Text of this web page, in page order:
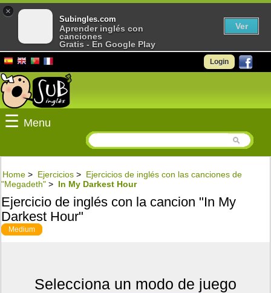
Login
☰ Menu
Home > Ejercicios > Ejercicios de inglés con las canciones de
"Megadeth" > In My Darkest Hour
Ejercicio de inglés con la cancion "In My
Darkest Hour"
Medium
Selecciona un modo de juego
×
Subingles.com
Aprender inglés con
canciones
Gratis - En Google Play
Ver